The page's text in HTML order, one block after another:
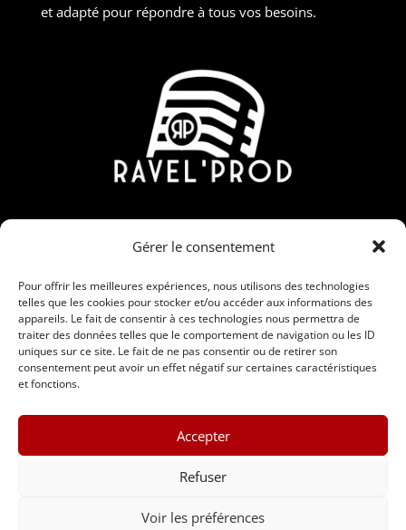
Gérer le consentement
Pour offrir les meilleures expériences, nous utilisons des technologies
telles que les cookies pour stocker et/ou accéder aux informations des
appareils. Le fait de consentir à ces technologies nous permettra de
traiter des données telles que le comportement de navigation ou les ID
uniques sur ce site. Le fait de ne pas consentir ou de retirer son
consentement peut avoir un effet négatif sur certaines caractéristiques
et fonctions.
Accepter
Refuser
Voir les préférences
et adapté pour répondre à tous vos besoins.
Saint-Chaptes
06 95 15 00 28 / 09 86 56 91 26
contact@ravelprod.fr